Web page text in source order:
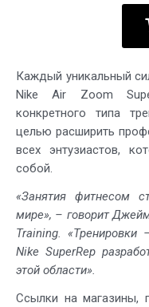
Каждый уникальный
Nike Air Zoom
конкретного типа
целью расширить
всех энтузиастов,
собой.
«Занятия фитнесом
мире», – говорит
Training.
Nike SuperRep
этой области».
Ссылки на магазины,